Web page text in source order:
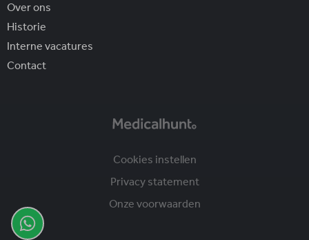
Over ons
Historie
Interne vacatures
Contact
Cookies instellen
Privacy statement
Onze voorwaarden